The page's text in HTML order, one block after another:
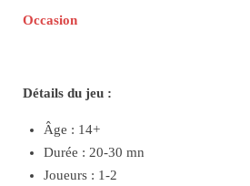
Occasion
Détails du jeu :
Âge : 14+
Durée : 20-30 mn
Joueurs : 1-2